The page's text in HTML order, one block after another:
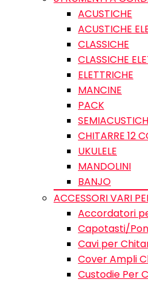
ACUSTICHE
ACUSTICHE
CLASSICHE
CLASSICHE
ELETTRICHE
MANCINE
PACK
CHITARRE 12
UKULELE
MANDOLINI
BANJO
ACCESSORI VARI
Accordatori
Capotasti/
Cavi per
Cover Ampli
Custodie Per